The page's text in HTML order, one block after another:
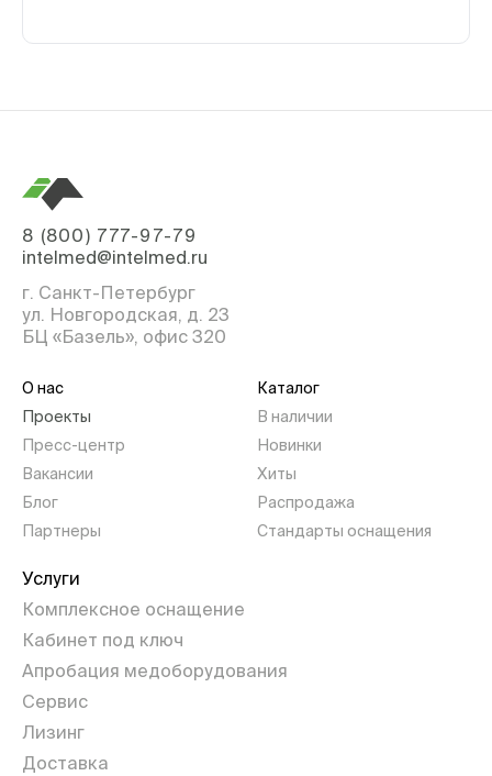
8 (800) 777-97-79
intelmed@intelmed.ru
г. Санкт-Петербург
ул. Новгородская, д. 23
БЦ «Базель», офис 320
О нас
Проекты
Пресс-центр
Вакансии
Блог
Партнеры
Каталог
В наличии
Новинки
Хиты
Распродажа
Стандарты оснащения
Услуги
Комплексное оснащение
Кабинет под ключ
Апробация медоборудования
Сервис
Лизинг
Доставка